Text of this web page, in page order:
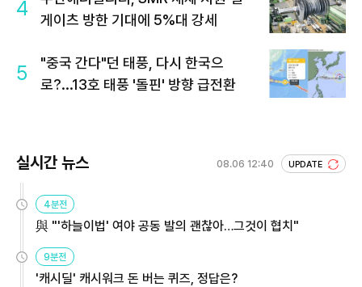
4
게이츠 방한 기대에 5%대 강세
5
"중국 간다"던 태풍, 다시 한국으
로?...13호 태풍 '돌핀' 방향 급전환
실시간 뉴스 08.06 12:40 UPDATE
4분전
與 "'하늘이법' 여야 공동 발의 괜찮아…그것이 협치"
9분전
'캐시딜' 캐시워크 돈 버는 퀴즈, 정답은?